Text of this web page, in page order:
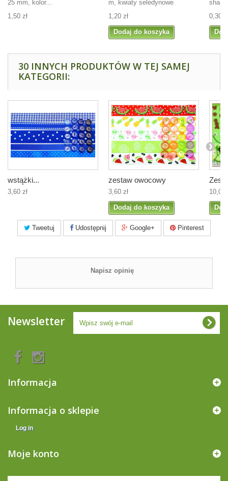
25 mm, kolor...
1,50 zł
m, kwiaty seledynowe
1,20 zł
Dodaj do koszyka
0,30
30 INNYCH PRODUKTÓW W TEJ SAMEJ
KATEGORII:
wstążki...
3,60 zł
zestaw owocowy
3,60 zł
Dodaj do koszyka
10,00
Tweetuj Udostępnij Google+ Pinterest
Napisz opinię
Newsletter
Informacja
Informacja o sklepie
Log in
Moje konto